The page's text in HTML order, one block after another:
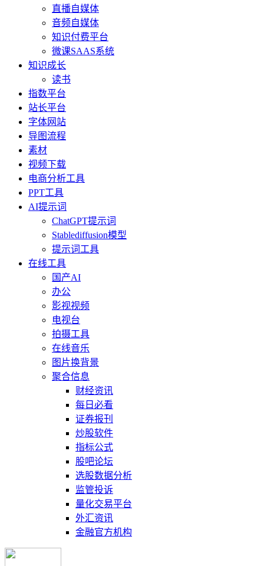
直播自媒体
音频自媒体
知识付费平台
微课SAAS系统
知识成长
读书
指数平台
站长平台
字体网站
导图流程
素材
视频下载
电商分析工具
PPT工具
AI提示词
ChatGPT提示词
Stablediffusion模型
提示词工具
在线工具
国产AI
办公
影视视频
电视台
拍摄工具
在线音乐
图片换背景
聚合信息
财经资讯
每日必看
证券报刊
炒股软件
指标公式
股吧论坛
选股数据分析
监管投诉
量化交易平台
外汇资讯
金融官方机构